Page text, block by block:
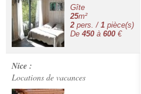
Gîte
25m²
2 pers. / 1 pièce(s)
De 450 à 600 €
Nice :
Locations de vacances